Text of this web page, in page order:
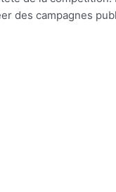
des campagnes